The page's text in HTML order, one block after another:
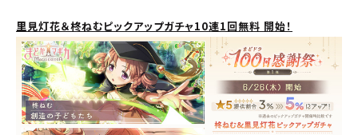
里見灯花＆柊ねむピックアップガチャ10連1回無料 開始！